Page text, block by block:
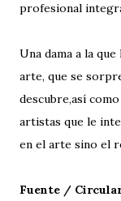
profesional
Una dama a la
arte, que se
descubre,así
artistas que le
en el arte sino el
Fuente /